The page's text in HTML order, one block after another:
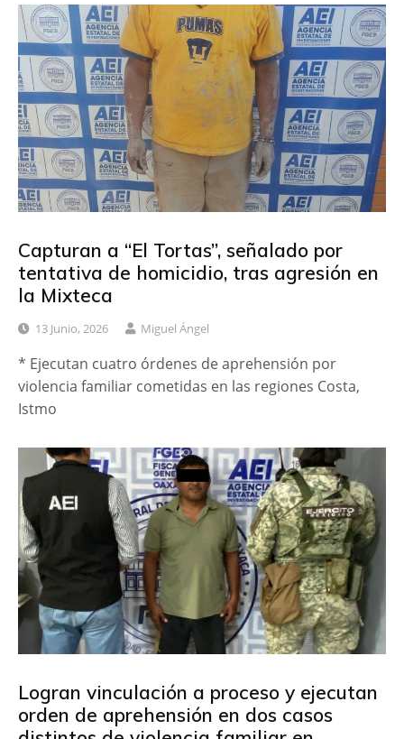
Capturan a “El Tortas”, señalado por
tentativa de homicidio, tras agresión en
la Mixteca
13 Junio, 2026 Miguel Ángel
* Ejecutan cuatro órdenes de aprehensión por
violencia familiar cometidas en las regiones Costa,
Istmo
Logran vinculación a proceso y ejecutan
orden de aprehensión en dos casos